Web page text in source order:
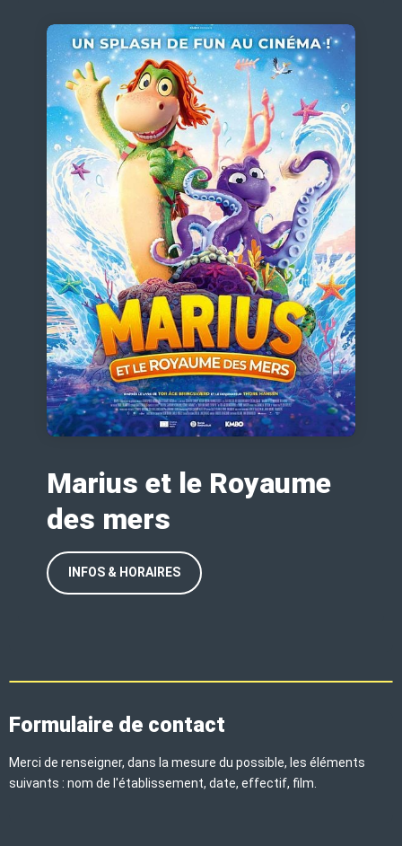
Marius et le Royaume
des mers
INFOS & HORAIRES
Formulaire de contact
Merci de renseigner, dans la mesure du possible, les éléments
suivants : nom de l'établissement, date, effectif, film.